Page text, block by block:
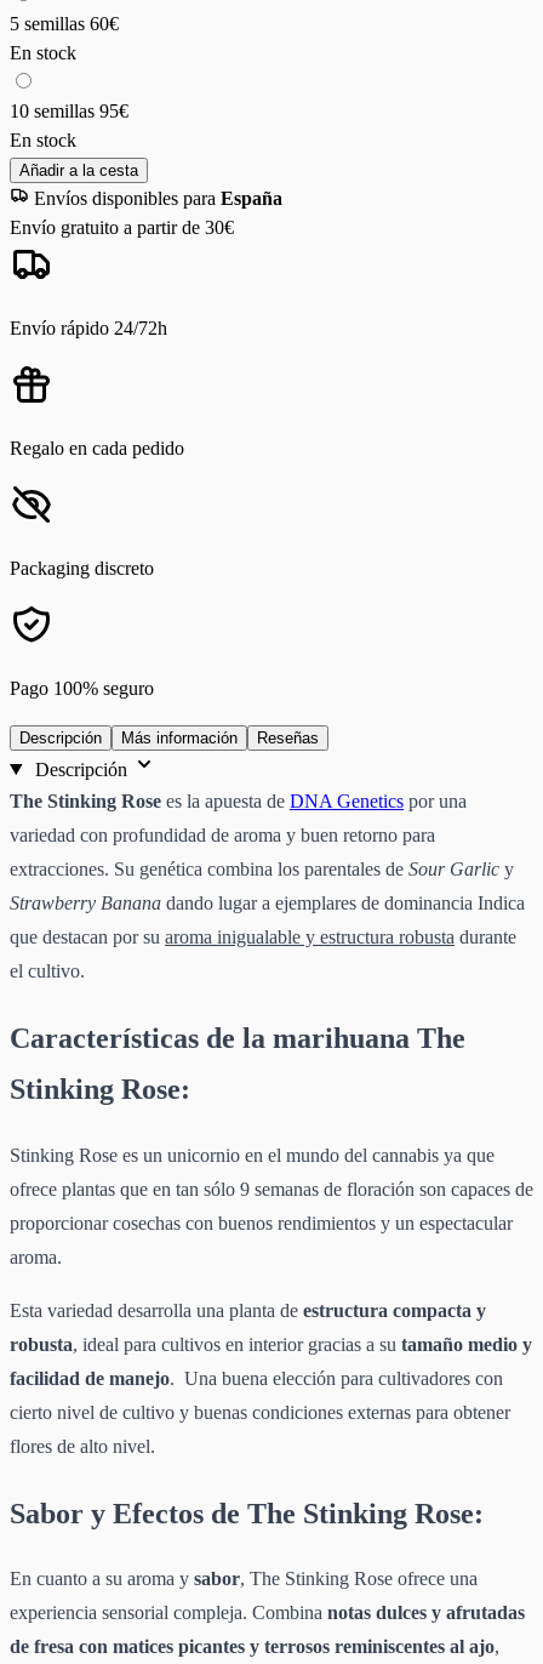
5 semillas 60€
En stock
10 semillas 95€
En stock
Añadir a la cesta
Envíos disponibles para España
Envío gratuito a partir de 30€
Envío rápido 24/72h
Regalo en cada pedido
Packaging discreto
Pago 100% seguro
Descripción Más información Reseñas
Descripción
The Stinking Rose es la apuesta de DNA Genetics por una
variedad con profundidad de aroma y buen retorno para
extracciones. Su genética combina los parentales de Sour Garlic y
Strawberry Banana dando lugar a ejemplares de dominancia Indica
que destacan por su aroma inigualable y estructura robusta durante
el cultivo.
Características de la marihuana The
Stinking Rose:
Stinking Rose es un unicornio en el mundo del cannabis ya que
ofrece plantas que en tan sólo 9 semanas de floración son capaces de
proporcionar cosechas con buenos rendimientos y un espectacular
aroma.
Esta variedad desarrolla una planta de estructura compacta y
robusta, ideal para cultivos en interior gracias a su tamaño medio y
facilidad de manejo. Una buena elección para cultivadores con
cierto nivel de cultivo y buenas condiciones externas para obtener
flores de alto nivel.
Sabor y Efectos de The Stinking Rose:
En cuanto a su aroma y sabor, The Stinking Rose ofrece una
experiencia sensorial compleja. Combina notas dulces y afrutadas
de fresa con matices picantes y terrosos reminiscentes al ajo,